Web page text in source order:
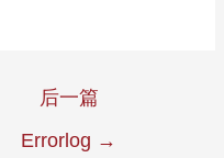
后一篇
Errorlog →